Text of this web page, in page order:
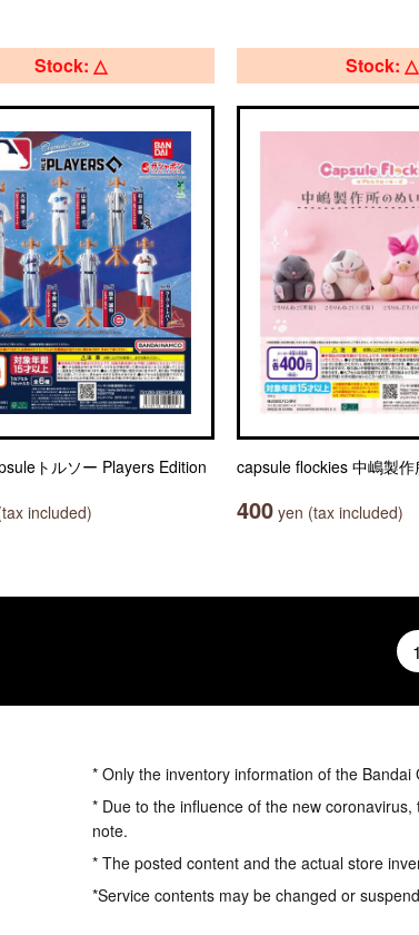
Stock: △
トルソー Players Edition
included)
Stock: △
capsule flockies 中嶋製
400 yen (tax included)
1
* Only the inventory information of the
* Due to the influence of the new
note.
* The posted content and the actual store
*Service contents may be changed or